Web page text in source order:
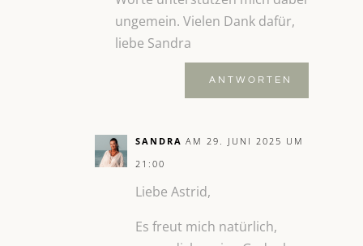
ungemein. Vielen Dank dafür,
liebe Sandra
ANTWORTEN
SANDRA AM 29. JUNI 2025 UM
21:00
Liebe Astrid,
Es freut mich natürlich,